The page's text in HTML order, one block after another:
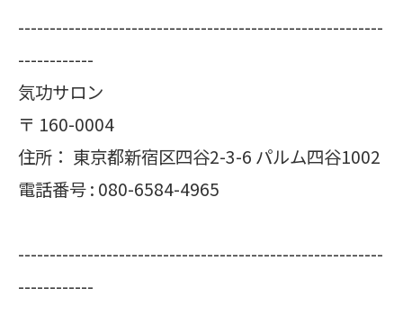
----------------------------------------------------------
------------
気功サロン
〒 160-0004
住所： 東京都新宿区四谷2-3-6 パルム四谷1002
電話番号 : 080-6584-4965
----------------------------------------------------------
------------